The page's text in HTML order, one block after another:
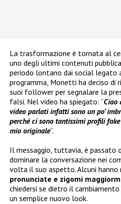
La trasformazione è tornata al
uno degli ultimi contenuti
periodo lontano dai social legato
programma, Monetti ha deciso di
suoi follower per segnalare la
falsi. Nel video ha spiegato: “Ciao
video parlati infatti sono un po’
perché ci sono tantissimi profili
mio originale”.
Il messaggio, tuttavia, è passato
dominare la conversazione nei
volta il suo aspetto. Alcuni
pronunciate e zigomi
chiedersi se dietro il
un semplice nuovo look.